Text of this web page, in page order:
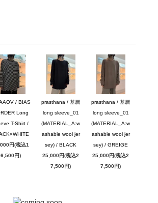
/ BIAS
Long
T-Shirt /
円(税込1
6,500円)
prasthana / 基層
long sleeve_01
(MATERIAL_A:w
ashable wool jer
sey) / BLACK
25,000円(税込2
7,500円)
prasthana / 基層
long sleeve_01
(MATERIAL_A:w
ashable wool jer
sey) / GREIGE
25,000円(税込2
7,500円)